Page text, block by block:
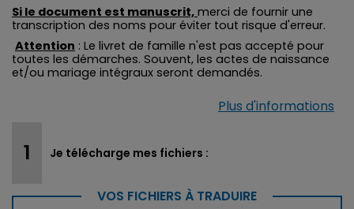
Si le document est manuscrit, merci de fournir une
transcription des noms pour éviter tout risque d'erreur.
Attention : Le livret de famille n'est pas accepté pour
toutes les démarches. Souvent, les actes de naissance
et/ou mariage intégraux seront demandés.
Plus d'informations
Je télécharge mes fichiers :
VOS FICHIERS À TRADUIRE